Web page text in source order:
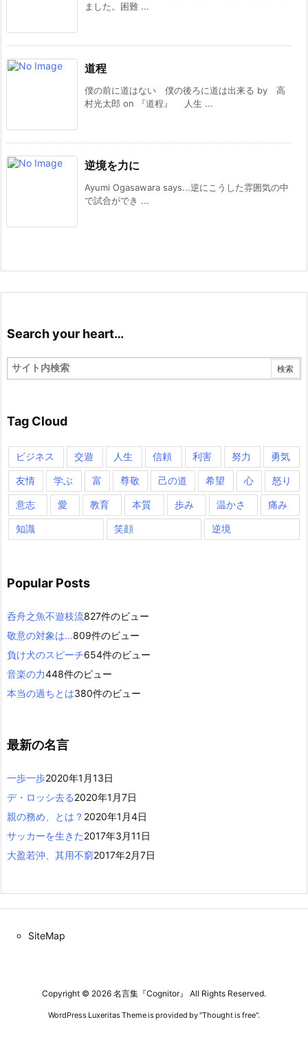
ました。困難 ...
道程
僕の前に道はない 僕の後ろに道は出来る by 高
村光太郎 on 『道程』 人生 ...
逆境を力に
Ayumi Ogasawara says...逆にこうした雰囲気の中
で試合ができ ...
Search your heart…
Tag Cloud
ビジネス 交遊 人生 信頼 利害 努力 勇気
友情 学ぶ 富 尊敬 己の道 希望 心 怒り
意志 愛 教育 本質 歩み 温かさ 痛み
知識 笑顔 逆境
Popular Posts
呑舟之魚不遊枝流827件のビュー
敬意の対象は…809件のビュー
負け犬のスピーチ654件のビュー
音楽の力448件のビュー
本当の過ちとは380件のビュー
最新の名言
一歩一歩2020年1月13日
デ・ロッシ去る2020年1月7日
親の務め、とは？ 2020年1月4日
サッカーを生きた2017年3月11日
大盈若沖、其用不窮2017年2月7日
SiteMap
Copyright © 2026 名言集『Cognitor』 All Rights Reserved.
WordPress Luxeritas Theme is provided by "Thought is free".